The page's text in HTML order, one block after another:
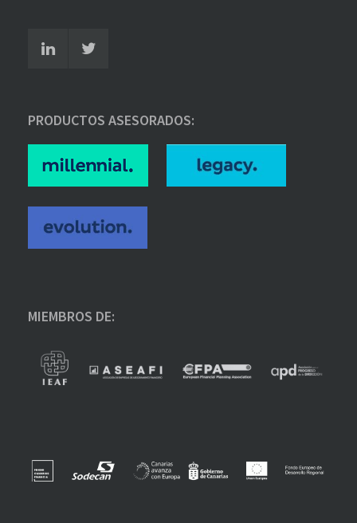
PRODUCTOS ASESORADOS:
MIEMBROS DE: